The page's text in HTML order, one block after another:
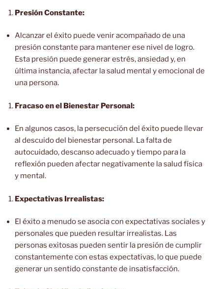
Presión Constante:
Alcanzar el éxito puede venir acompañado de una
presión constante para mantener ese nivel de logro.
Esta presión puede generar estrés, ansiedad y, en
última instancia, afectar la salud mental y emocional de
una persona.
Fracaso en el Bienestar Personal:
En algunos casos, la persecución del éxito puede llevar
al descuido del bienestar personal. La falta de
autocuidado, descanso adecuado y tiempo para la
reflexión pueden afectar negativamente la salud física
y mental.
Expectativas Irrealistas:
El éxito a menudo se asocia con expectativas sociales y
personales que pueden resultar irrealistas. Las
personas exitosas pueden sentir la presión de cumplir
constantemente con estas expectativas, lo que puede
generar un sentido constante de insatisfacción.